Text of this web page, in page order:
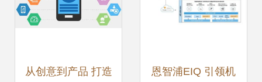
从创意到产品 打造 恩智浦EIQ 引领机